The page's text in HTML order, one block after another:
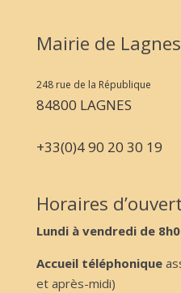
Mairie de Lagnes
248 rue de la République
84800 LAGNES
+33(0)4 90 20 30 19
Horaires
Lundi à vendredi de
Accueil téléphonique
et après-midi)